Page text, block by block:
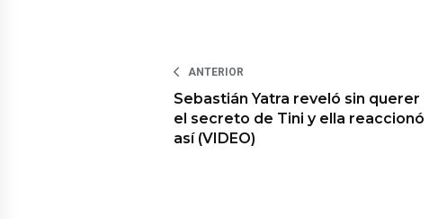
ANTERIOR
Sebastián Yatra reveló sin querer
el secreto de Tini y ella reaccionó
así (VIDEO)